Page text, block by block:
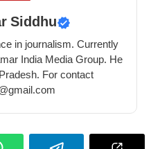
Siddhu
in journalism. Currently
India Media Group. He
For contact